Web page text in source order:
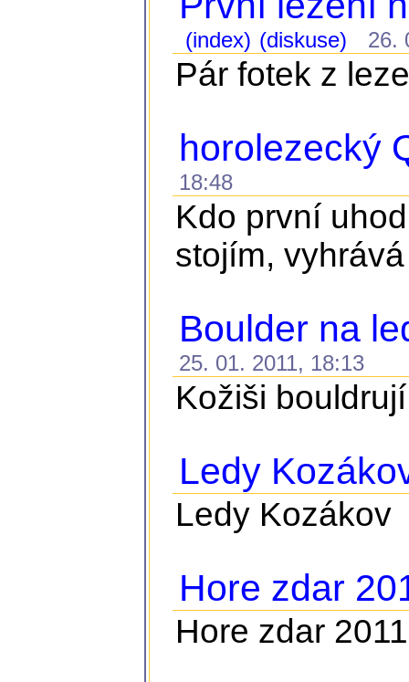
(index) (diskuse) 26.
Pár fotek z
horolezecký
18:48
Kdo první
stojím,
Boulder na
25. 01. 2011, 18:13
Kožiši
Ledy
Ledy Kozákov
Hore zdar
Hore zdar 2011